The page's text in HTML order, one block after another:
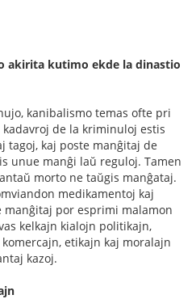
akirita kutimo ekde la dinastio
kanibalismo temas ofte pri
de la kriminuloj estis
tagoj, kaj poste manĝitaj de
unue manĝi laŭ reguloj. Tamen
morto ne taŭgis manĝataj.
medikamentoj kaj
manĝitaj por esprimi malamon
kelkajn kialojn politikajn,
etikajn kaj moralajn
kazoj.